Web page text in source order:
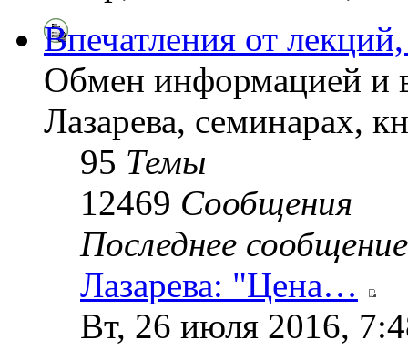
Впечатления от
Обмен информацией и
Лазарева, семинарах,
95 Темы
12469 Сообщения
Последнее сообщение
Лазарева: "Цена…
Вт, 26 июля 2016,